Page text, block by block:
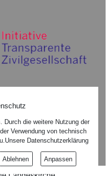
Durch die weitere Nutzung der
Verwendung von technisch
Unsere Datenschutzerklärung
Ablehnen Anpassen